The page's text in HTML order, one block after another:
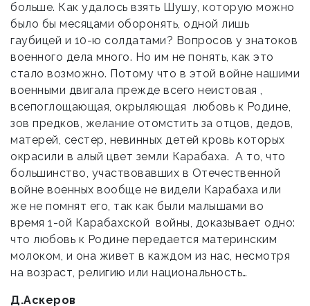
больше. Как удалось взять Шушу, которую можно
было бы месяцами оборонять, одной лишь
гаубицей и 10-ю солдатами? Вопросов у знатоков
военного дела много. Но им не понять, как это
стало возможно. Потому что в этой войне нашими
военными двигала прежде всего неистовая ,
всепоглощающая, окрыляющая любовь к Родине,
зов предков, желание отомстить за отцов, дедов,
матерей, сестер, невинных детей кровь которых
окрасили в алый цвет земли Карабаха. А то, что
большинство, участвовавших в Отечественной
войне военных вообще не видели Карабаха или
же не помнят его, так как были малышами во
время 1-ой Карабахской войны, доказывает одно:
что любовь к Родине передается материнским
молоком, и она живет в каждом из нас, несмотря
на возраст, религию или национальность…
Д.Аскеров